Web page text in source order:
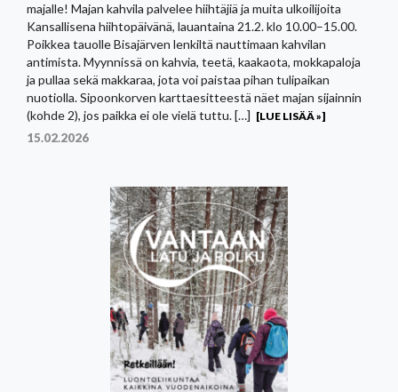
majalle! Majan kahvila palvelee hiihtäjiä ja muita ulkoilijoita
Kansallisena hiihtopäivänä, lauantaina 21.2. klo 10.00–15.00.
Poikkea tauolle Bisajärven lenkiltä nauttimaan kahvilan
antimista. Myynnissä on kahvia, teetä, kaakaota, mokkapaloja
ja pullaa sekä makkaraa, jota voi paistaa pihan tulipaikan
nuotiolla. Sipoonkorven karttaesitteestä näet majan sijainnin
(kohde 2), jos paikka ei ole vielä tuttu. […] [LUE LISÄÄ »]
15.02.2026